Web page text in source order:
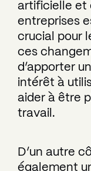
artificielle et
entreprises
crucial pour
ces
d’apporter
intérêt à
aider à être
travail.
D’un autre
également